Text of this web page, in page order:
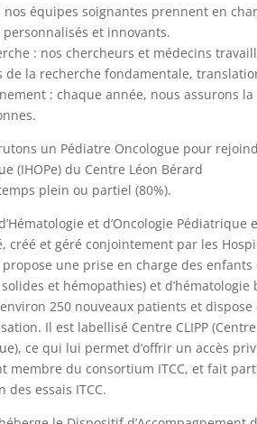
nos équipes soignantes prennent en
personnalisés et innovants.
: nos chercheurs et médecins
de la recherche fondamentale,
: chaque année, nous assurons
un Pédiatre Oncologue pour
(IHOPe) du Centre Léon Bérard
plein ou partiel (80%).
et d’Oncologie
créé et géré conjointement par les
une prise en charge des
et hémopathies) et
250 nouveaux patients et dispose
Il est labellisé Centre CLIPP
ce qui lui permet d’offrir un accès
membre du consortium ITCC, et fait
des essais ITCC.